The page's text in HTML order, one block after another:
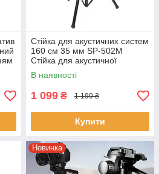
Стійка для акустичних систем
160 см 35 мм SP-502M
Стійка для акустичної
колонки
В наявності
1 099 ₴ 1 199 ₴
Купити
Новинка